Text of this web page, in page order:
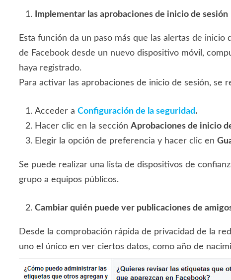
Implementar las aprobaciones de inicio de sesión
Esta función da un paso más que las alertas de
de Facebook desde un nuevo dispositivo móvil,
haya registrado.
Para activar las aprobaciones de inicio de sesión, se
Acceder aConfiguración de la seguridad.
Hacer clic en la secciónAprobaciones de inicio
Elegir la opción de preferencia y hacer clic en
Se puede realizar una lista de dispositivos de
grupo a equipos públicos.
Cambiar quién puede ver publicaciones de
Desde la comprobación rápida de privacidad de la
uno el único en ver ciertos datos, como año de